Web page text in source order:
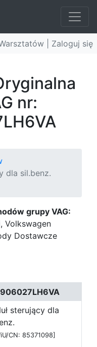
| Zaloguj się
nr:
dla sil.benz.
grupy VAG:
Volkswagen
Dostawcze
sterujący dla
CN: 85371098]